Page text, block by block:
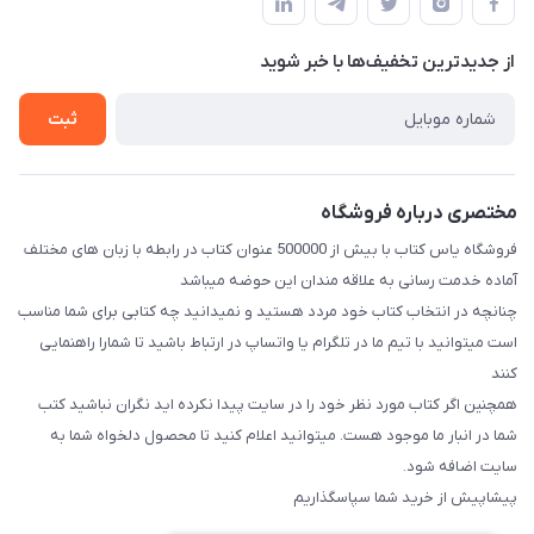
قبلی با شماره ۰۹۳۷۱۷۴۲۴۲۳ امکان پذیر است)
لیست محصولات
درباره ما
حریم خصوصی
راهنما
از جدید‌ترین تخفیف‌ها با‌ خبر شوید
ثبت
مختصری درباره فروشگاه
فروشگاه یاس کتاب با بیش از 500000 عنوان کتاب در رابطه با زبان های مختلف
آماده خدمت رسانی به علاقه مندان این حوضه میباشد
چنانچه در انتخاب کتاب خود مردد هستید و نمیدانید چه کتابی برای شما مناسب
است میتوانید با تیم ما در تلگرام یا واتساپ در ارتباط باشید تا شما‌را راهنمایی
کنند
همچنین اگر کتاب مورد نظر خود را در سایت پیدا نکرده اید نگران نباشید کتب
شما در انبار ما موجود هست. میتوانید اعلام کنید تا محصول دلخواه شما به
سایت اضافه شود.
پیشاپیش از خرید شما سپاسگذاریم